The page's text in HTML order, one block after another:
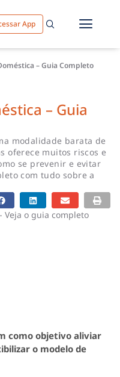
App
– Guia Completo
– Guia
modalidade barata de
oferece muitos riscos e
se prevenir e evitar
com tudo sobre a
como objetivo aliviar
o modelo de